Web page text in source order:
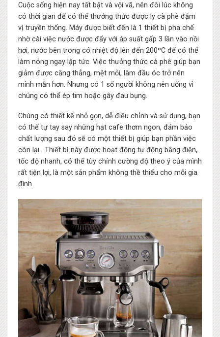
Cuộc sống hiện nay tất bật và vội vã, nên đôi lúc không
có thời gian để có thể thưởng thức được ly cà phê đậm
vị truyền thống. Máy được biết đến là 1 thiết bị pha chế
nhờ cài việc nước được đẩy với áp suất gấp 3 lần vào nồi
hơi, nước bên trong có nhiệt độ lên đến 200ºC để có thể
làm nóng ngay lập tức. Việc thưởng thức cà phê giúp bạn
giảm được căng thẳng, mệt mỏi, làm đầu óc trở nên
minh mẫn hơn. Nhưng có 1 số người không nên uống vì
chúng có thể ép tim hoặc gây đau bụng.
Chúng có thiết kế nhỏ gọn, dễ điều chỉnh và sử dụng, bạn
có thể tự tay say những hạt cafe thơm ngon, đảm bảo
chất lượng sau đó sẽ có một thiết bị giúp bạn phần việc
còn lại . Thiết bị này được hoạt động tự động bằng điện,
tốc độ nhanh, có thể tùy chỉnh cường độ theo ý của mình
rất tiện lợi, là một sản phẩm không thề thiếu cho mỗi gia
đình.